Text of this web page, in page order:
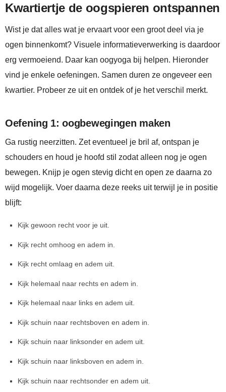
Kwartiertje de oogspieren ontspannen
Wist je dat alles wat je ervaart voor een groot deel via je
ogen binnenkomt? Visuele informatieverwerking is daardoor
erg vermoeiend. Daar kan oogyoga bij helpen. Hieronder
vind je enkele oefeningen. Samen duren ze ongeveer een
kwartier. Probeer ze uit en ontdek of je het verschil merkt.
Oefening 1: oogbewegingen maken
Ga rustig neerzitten. Zet eventueel je bril af, ontspan je
schouders en houd je hoofd stil zodat alleen nog je ogen
bewegen. Knijp je ogen stevig dicht en open ze daarna zo
wijd mogelijk. Voer daarna deze reeks uit terwijl je in positie
blijft:
Kijk gewoon recht voor je uit.
Kijk recht omhoog en adem in.
Kijk recht omlaag en adem uit.
Kijk helemaal naar rechts en adem in.
Kijk helemaal naar links en adem uit.
Kijk schuin naar rechtsboven en adem in.
Kijk schuin naar linksonder en adem uit.
Kijk schuin naar linksboven en adem in.
Kijk schuin naar rechtsonder en adem uit.